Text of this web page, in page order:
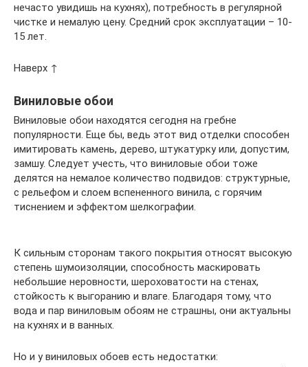
нечасто увидишь на кухнях), потребность в регулярной
чистке и немалую цену. Средний срок эксплуатации – 10-
15 лет.
Наверх ↑
Виниловые обои
Виниловые обои находятся сегодня на гребне
популярности. Еще бы, ведь этот вид отделки способен
имитировать камень, дерево, штукатурку или, допустим,
замшу. Следует учесть, что виниловые обои тоже
делятся на немалое количество подвидов: структурные,
с рельефом и слоем вспененного винила, с горячим
тиснением и эффектом шелкографии.
К сильным сторонам такого покрытия относят высокую
степень шумоизоляции, способность маскировать
небольшие неровности, шероховатости на стенах,
стойкость к выгоранию и влаге. Благодаря тому, что
вода и пар виниловым обоям не страшны, они актуальны
на кухнях и в ванных.
Но и у виниловых обоев есть недостатки: